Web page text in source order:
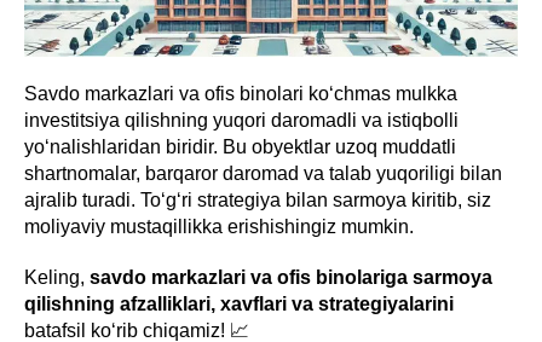
Savdo markazlari va ofis binolari ko‘chmas mulkka
investitsiya qilishning yuqori daromadli va istiqbolli
yo‘nalishlaridan biridir. Bu obyektlar uzoq muddatli
shartnomalar, barqaror daromad va talab yuqoriligi bilan
ajralib turadi. To‘g‘ri strategiya bilan sarmoya kiritib, siz
moliyaviy mustaqillikka erishishingiz mumkin.
Keling, savdo markazlari va ofis binolariga sarmoya
qilishning afzalliklari, xavflari va strategiyalarini
batafsil ko‘rib chiqamiz! 📈